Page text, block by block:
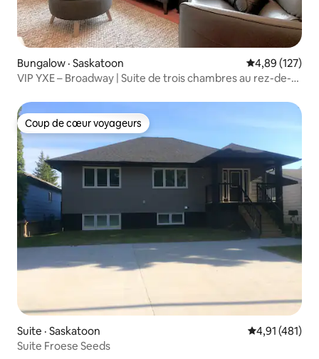
Bungalow · Saskatoon Note
4,89 (127)
VIP YXE – Broadway | Suite de trois chambres au rez-de-
Coup de cœur voyageurs
Coup de cœur voyageurs
Suite · Saskatoon Note
4,91 (481)
Suite Froese Seeds